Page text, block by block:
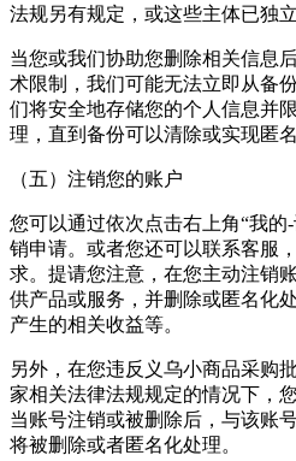
法规另有规定，或这些主体已独
当您或我们协助您删除相关信息
术限制，我们可能无法立即从备
们将安全地存储您的个人信息并
理，直到备份可以清除或实现匿名
（五）注销您的账户
您可以通过依次点击右上角“我的
销申请。或者您还可以联系客服
求。提请您注意，在您主动注销
供产品或服务，并删除或匿名化
产生的相关收益等。
另外，在您违反 义乌小商品采购
家相关法律法规规定的情况下，
当账号注销或被删除后，与该账
将被删除或者匿名化处理。